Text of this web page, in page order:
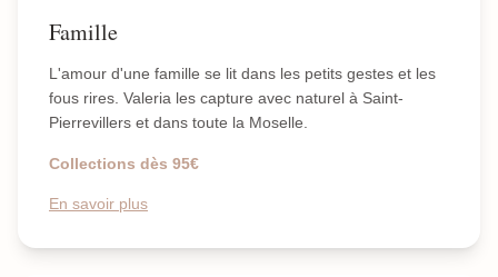
Famille
L'amour d'une famille se lit dans les petits gestes et les
fous rires. Valeria les capture avec naturel à Saint-
Pierrevillers et dans toute la Moselle.
Collections dès 95€
En savoir plus